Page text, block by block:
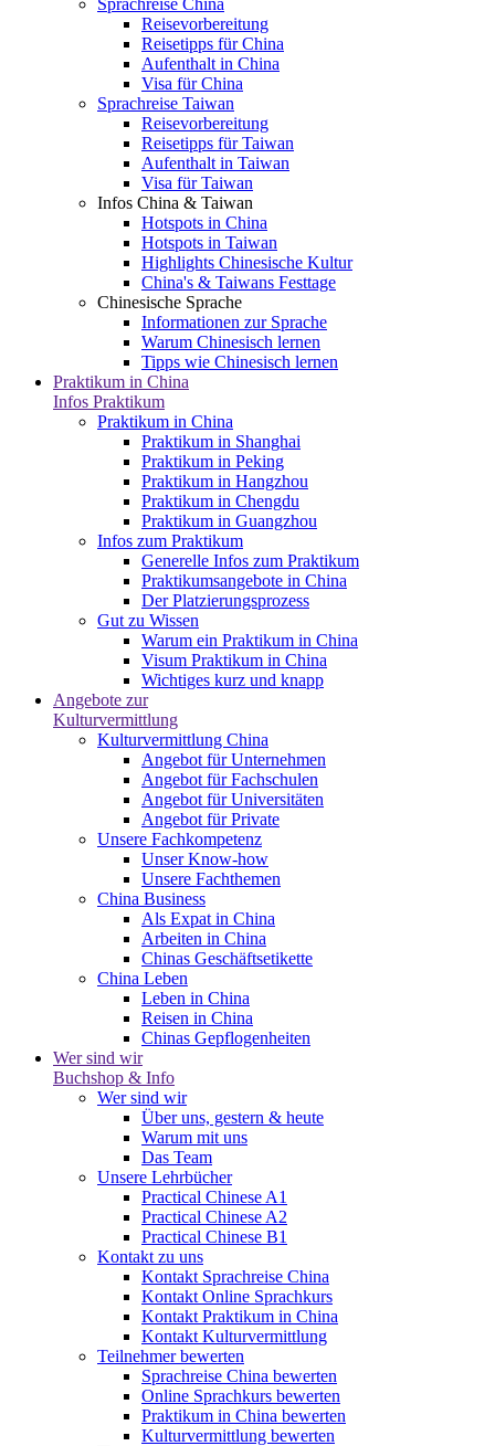
Sprachreise China
Reisevorbereitung
Reisetipps für China
Aufenthalt in China
Visa für China
Sprachreise Taiwan
Reisevorbereitung
Reisetipps für Taiwan
Aufenthalt in Taiwan
Visa für Taiwan
Infos China & Taiwan
Hotspots in China
Hotspots in Taiwan
Highlights Chinesische Kultur
China's & Taiwans Festtage
Chinesische Sprache
Informationen zur Sprache
Warum Chinesisch lernen
Tipps wie Chinesisch lernen
Praktikum in China
Infos Praktikum
Praktikum in China
Praktikum in Shanghai
Praktikum in Peking
Praktikum in Hangzhou
Praktikum in Chengdu
Praktikum in Guangzhou
Infos zum Praktikum
Generelle Infos zum Praktikum
Praktikumsangebote in China
Der Platzierungsprozess
Gut zu Wissen
Warum ein Praktikum in China
Visum Praktikum in China
Wichtiges kurz und knapp
Angebote zur
Kulturvermittlung
Kulturvermittlung China
Angebot für Unternehmen
Angebot für Fachschulen
Angebot für Universitäten
Angebot für Private
Unsere Fachkompetenz
Unser Know-how
Unsere Fachthemen
China Business
Als Expat in China
Arbeiten in China
Chinas Geschäftsetikette
China Leben
Leben in China
Reisen in China
Chinas Gepflogenheiten
Wer sind wir
Buchshop & Info
Wer sind wir
Über uns, gestern & heute
Warum mit uns
Das Team
Unsere Lehrbücher
Practical Chinese A1
Practical Chinese A2
Practical Chinese B1
Kontakt zu uns
Kontakt Sprachreise China
Kontakt Online Sprachkurs
Kontakt Praktikum in China
Kontakt Kulturvermittlung
Teilnehmer bewerten
Sprachreise China bewerten
Online Sprachkurs bewerten
Praktikum in China bewerten
Kulturvermittlung bewerten